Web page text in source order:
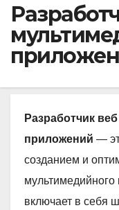
Разработчик
приложений —
созданием и
включает в себя